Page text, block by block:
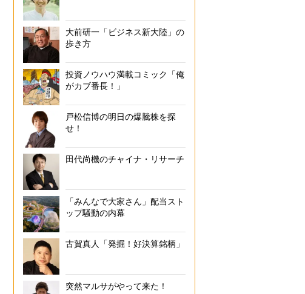
大前研一「ビジネス新大陸」の
歩き方
投資ノウハウ満載コミック「俺
がカブ番長！」
戸松信博の明日の爆騰株を探
せ！
田代尚機のチャイナ・リサーチ
「みんなで大家さん」配当スト
ップ騒動の内幕
古賀真人「発掘！好決算銘柄」
突然マルサがやって来た！